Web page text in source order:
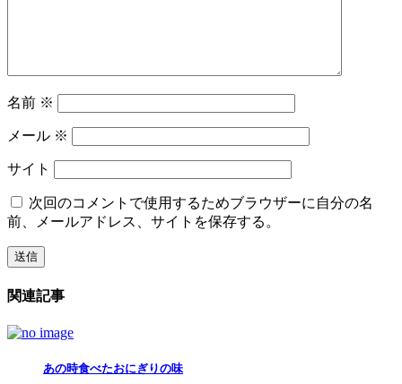
名前 ※
メール ※
サイト
次回のコメントで使用するためブラウザーに自分の名
前、メールアドレス、サイトを保存する。
関連記事
あの時食べたおにぎりの味